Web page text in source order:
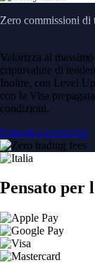
Zero commissioni di
Valorizza al
criptovalute di
Inoltre, con Level
con la Visa
condizioni.
Unisciti a Level Up
Pensato per